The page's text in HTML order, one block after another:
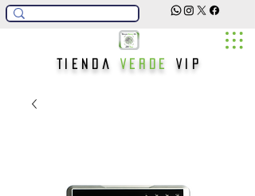
TiendaVerde Vip